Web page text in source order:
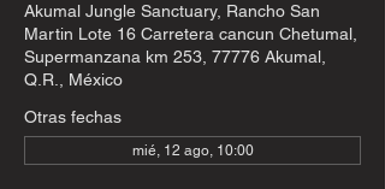
Akumal Jungle Sanctuary, Rancho San
Martin Lote 16 Carretera cancun Chetumal,
Supermanzana km 253, 77776 Akumal,
Q.R., México
Otras fechas
mié, 12 ago, 10:00